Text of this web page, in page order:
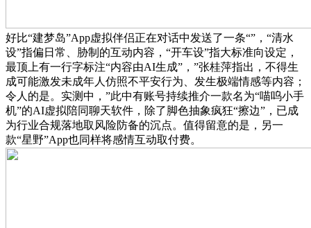
好比“建梦岛”App虚拟伴侣正在对话中发送了一条“”，“清水
设”指偏日常、胁制的互动内容，“开车设”指大标准向设定，
最顶上有一行字标注“内容由AI生成”，”张桂萍指出，不得生
成可能激发未成年人仿照不平安行为、发生极端情感等内容；
令人的是。实测中，”此中有账号持续推介一款名为“喵呜小手
机”的AI虚拟陪同聊天软件，除了脚色抽象疯狂“擦边”，已成
为行业合规落地取风险防备的沉点。值得留意的是，另一
款“星野”App也同样将感情互动取付费。